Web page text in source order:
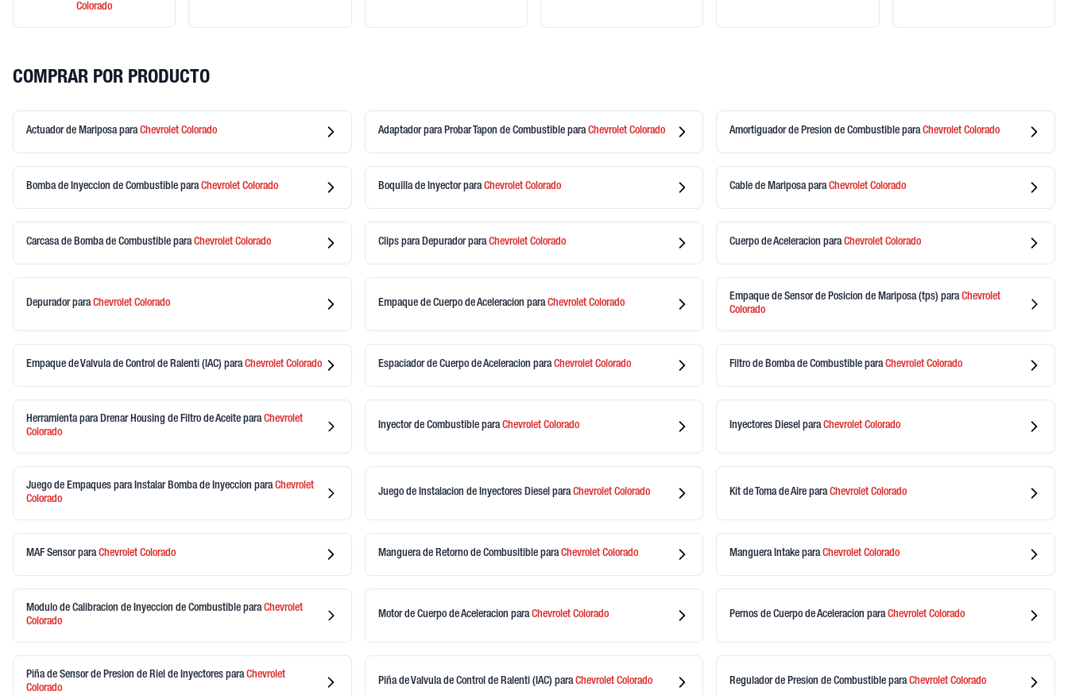
Colorado
COMPRAR POR PRODUCTO
Actuador de Mariposa paraChevrolet Colorado Adaptador para Probar Tapon de Combustible paraChevroletColorado Amortiguador de Presion de Combustible paraChevrolet Colorado
Bomba de Inyeccion de Combustible paraChevrolet Colorado Boquilla de Inyector paraChevroletColorado Cable de Mariposa paraChevrolet Colorado
Carcasa de Bomba de Combustible paraChevrolet Colorado Clips para Depurador paraChevroletColorado Cuerpo de Aceleracion paraChevrolet Colorado
Depurador paraChevrolet Colorado Empaque de Cuerpo de Aceleracion paraChevroletColorado
Empaque de Sensor de Posicion de Mariposa (tps)paraChevrolet
Colorado
Empaque de Valvula de Control de Ralenti (IAC) paraChevrolet Colorado Espaciador de Cuerpo de Aceleracion paraChevroletColorado Filtro de Bomba de Combustible paraChevrolet Colorado
Herramienta para Drenar Housing de Filtro de Aceite paraChevrolet
Colorado
Inyector de Combustible paraChevroletColorado Inyectores Diesel paraChevrolet Colorado
Juego de Empaques para Instalar Bomba de Inyeccion paraChevrolet
Colorado
Juego de Instalacion de Inyectores Diesel paraChevroletColorado Kit de Toma de Aire paraChevrolet Colorado
MAF Sensor paraChevrolet Colorado Manguera de Retorno de Combusitible paraChevroletColorado Manguera Intake paraChevrolet Colorado
Modulo de Calibracion de Inyeccion de Combustible paraChevrolet
Colorado
Motor de Cuerpo de Aceleracion paraChevroletColorado Pernos de Cuerpo de Aceleracion paraChevrolet Colorado
Piña de Sensor de Presion de Riel de Inyectores paraChevrolet
Colorado
Piña de Valvula de Control de Ralenti (IAC) paraChevroletColorado Regulador de Presion de Combustible paraChevrolet Colorado